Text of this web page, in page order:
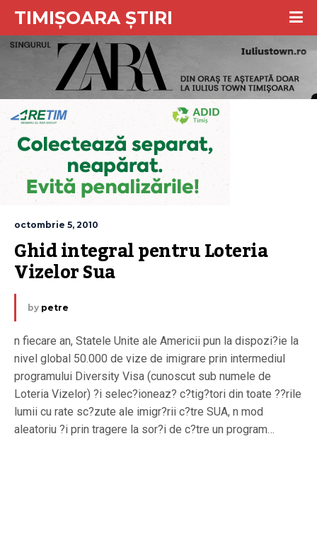
TIMIȘOARA ȘTIRI
octombrie 5, 2010
Ghid integral pentru Loteria
Vizelor Sua
by petre
n fiecare an, Statele Unite ale Americii pun la dispozi?ie la
nivel global 50.000 de vize de imigrare prin intermediul
programului Diversity Visa (cunoscut sub numele de
Loteria Vizelor) ?i selec?ioneaz? c?tig?tori din toate ??rile
lumii cu rate sc?zute ale imigr?rii c?tre SUA, n mod
aleatoriu ?i prin tragere la sor?i de c?tre un program…